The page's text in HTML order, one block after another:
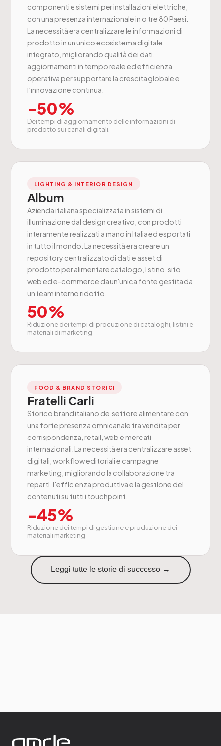
componenti e sistemi per installazioni elettriche,
con una presenza internazionale in oltre 80 Paesi.
La necessità era centralizzare le informazioni di
prodotto in un unico ecosistema digitale
integrato, migliorando qualità dei dati,
aggiornamenti in tempo reale ed efficienza
operativa per supportare la crescita globale e
l’innovazione continua.
-50%
Dei tempi di aggiornamento delle informazioni di
prodotto sui canali digitali.
LIGHTING & INTERIOR DESIGN
Album
Azienda italiana specializzata in sistemi di
illuminazione dal design creativo, con prodotti
interamente realizzati a mano in Italia ed esportati
in tutto il mondo. La necessità era creare un
repository centralizzato di dati e asset di
prodotto per alimentare catalogo, listino, sito
web ed e-commerce da un'unica fonte gestita da
un team interno ridotto.
50%
Riduzione dei tempi di produzione di cataloghi, listini e
materiali di marketing
FOOD & BRAND STORICI
Fratelli Carli
Storico brand italiano del settore alimentare con
una forte presenza omnicanale tra vendita per
corrispondenza, retail, web e mercati
internazionali. La necessità era centralizzare asset
digitali, workflow editoriali e campagne
marketing, migliorando la collaborazione tra
reparti, l’efficienza produttiva e la gestione dei
contenuti su tutti i touchpoint.
-45%
Riduzione dei tempi di gestione e produzione dei
materiali marketing
Leggi tutte le storie di successo →